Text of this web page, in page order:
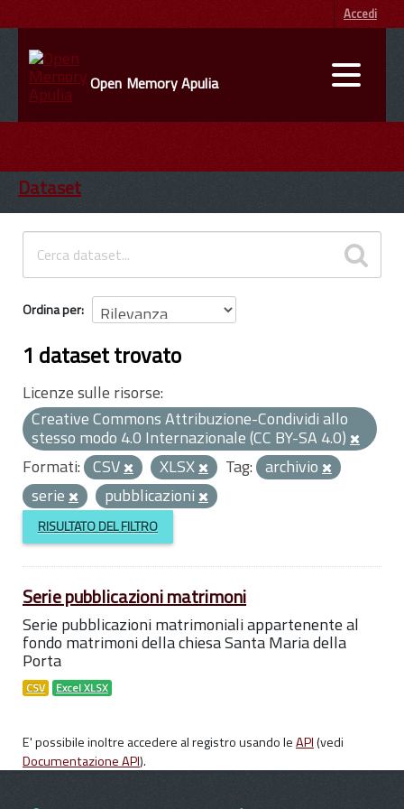
Accedi
Open Memory Apulia
ENTI
INFORMAZIONI
Dataset
Ordina per
1 dataset trovato
Licenze sulle risorse:
Creative Commons Attribuzione-Condividi allo
stesso modo 4.0 Internazionale (CC BY-SA 4.0)
Formati: CSV XLSX Tag: archivio
serie
pubblicazioni
RISULTATO DEL FILTRO
Serie pubblicazioni matrimoni
Serie pubblicazioni matrimoniali appartenente al
fondo matrimoni della chiesa Santa Maria della
Porta
CSV Excel XLSX
E' possibile inoltre accedere al registro usando leAPI(vedi
Documentazione API).